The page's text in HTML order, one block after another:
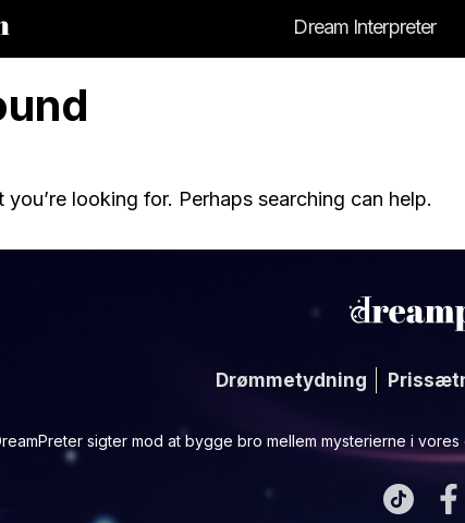
Dream Interpreter
looking for. Perhaps searching can help.
Drømmetydning
sigter mod at bygge bro mellem mysterierne i